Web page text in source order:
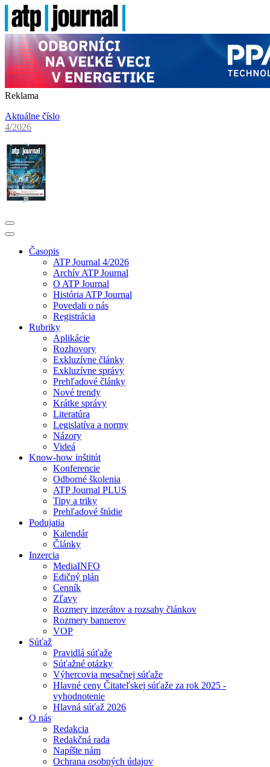
Reklama
Aktuálne číslo
4/2026
Časopis
ATP Journal 4/2026
Archív ATP Journal
O ATP Journal
História ATP Journal
Povedali o nás
Registrácia
Rubriky
Aplikácie
Rozhovory
Exkluzívne články
Exkluzívne správy
Prehľadové články
Nové trendy
Krátke správy
Literatúra
Legislatíva a normy
Názory
Videá
Know-how inštitút
Konferencie
Odborné školenia
ATP Journal PLUS
Tipy a triky
Prehľadové štúdie
Podujatia
Kalendár
Články
Inzercia
MediaINFO
Edičný plán
Cenník
Zľavy
Rozmery inzerátov a rozsahy článkov
Rozmery bannerov
VOP
Súťaž
Pravidlá súťaže
Súťažné otázky
Výhercovia mesačnej súťaže
Hlavné ceny Čitateľskej súťaže za rok 2025 -
vyhodnotenie
Hlavná súťaž 2026
O nás
Redakcia
Redakčná rada
Napíšte nám
Ochrana osobných údajov